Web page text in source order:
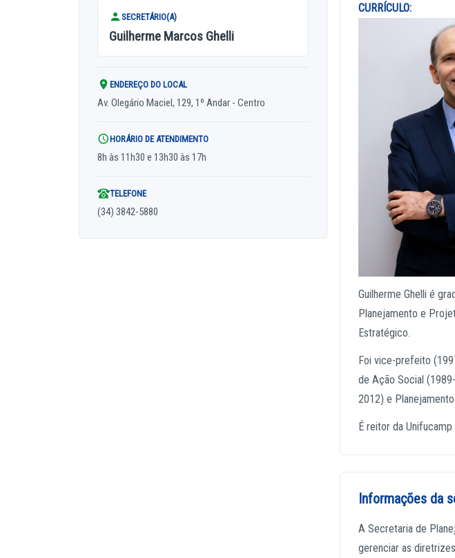
SECRETÁRIO(A)
Guilherme Marcos Ghelli
ENDEREÇO DO LOCAL
Av. Olegário Maciel, 129, 1º Andar - Centro
HORÁRIO DE ATENDIMENTO
8h às 11h30 e 13h30 às 17h
TELEFONE
(34) 3842-5880
CURRÍCULO:
Guilherme Ghelli é
Planejamento e
Estratégico.
Foi vice-prefeito
de Ação Social
2012) e
É reitor da
Informações da
A Secretaria de
gerenciar as